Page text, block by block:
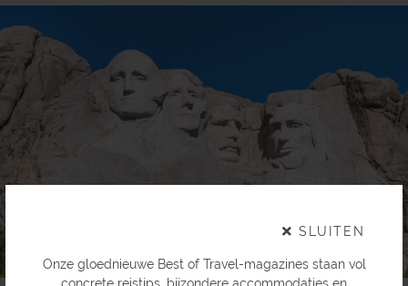
SLUITEN
Onze gloednieuwe Best of Travel-magazines staan vol
×